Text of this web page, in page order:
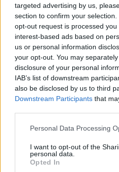
targeted advertising by us,
section to confirm your
opt-out request is processed
interest-based ads based on
us or personal information
your opt-out. You may
disclosure of your personal
IAB’s list of downstream
also be disclosed by us to third
Downstream Participants that
Please note that this website/
not limited to your visit or usage
grant or deny consent to Google
use your data for below
Personal Data Processing
I want to opt-out of the
personal data.
Opted In
Η Λίβερπουλ στο τέλος
έχασε τη μία ευκαιρία
Γκάλαχερ σημάδεψε το
Κέλεχερ στο 85' τον νίκησε
τετ. Ο Ιρλανδός πορτιέρε
επέμβαση στο 90+2', με το
του Πάλμερ.